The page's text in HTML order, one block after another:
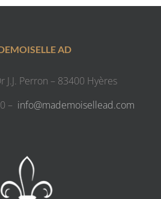
AD
J.J. Perron – 83400 Hyères
– info@mademoisellead.com